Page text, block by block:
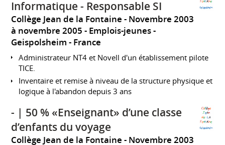
Informatique - Responsable SI
Collège Jean de la Fontaine
Novembre 2003
à novembre 2005 Emplois-jeunes
Geispolsheim
France
Administrateur NT4 et Novell d'un établissement pilote
TICE.
Inventaire et remise à niveau de la structure physique et
logique à l'abandon depuis 3 ans
- | 50 % «Enseignant» d’une classe
d’enfants du voyage
Collège Jean de la Fontaine
Novembre 2003